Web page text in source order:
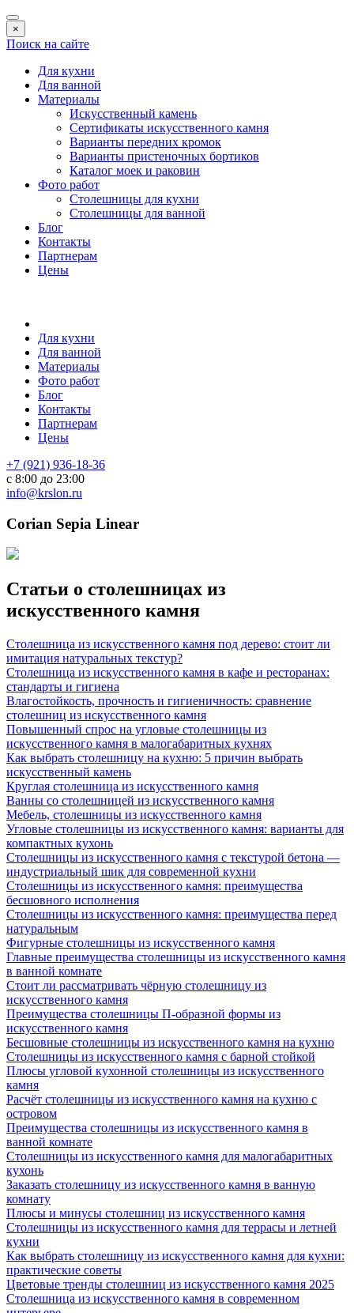
×
Поиск на сайте
Для кухни
Для ванной
Материалы
Искусственный камень
Сертификаты искусственного камня
Варианты передних кромок
Варианты пристеночных бортиков
Каталог моек и раковин
Фото работ
Столешницы для кухни
Столешницы для ванной
Блог
Контакты
Партнерам
Цены
Для кухни
Для ванной
Материалы
Фото работ
Блог
Контакты
Партнерам
Цены
+7 (921) 936-18-36
с 8:00 до 23:00
info@krslon.ru
Corian Sepia Linear
Статьи о столешницах из
искусственного камня
Столешница из искусственного камня под дерево: стоит ли
имитация натуральных текстур?
Столешница из искусственного камня в кафе и ресторанах:
стандарты и гигиена
Влагостойкость, прочность и гигиеничность: сравнение
столешниц из искусственного камня
Повышенный спрос на угловые столешницы из
искусственного камня в малогабаритных кухнях
Как выбрать столешницу на кухню: 5 причин выбрать
искусственный камень
Круглая столешница из искусственного камня
Ванны со столешницей из искусственного камня
Мебель, столешницы из искусственного камня
Угловые столешницы из искусственного камня: варианты для
компактных кухонь
Столешницы из искусственного камня с текстурой бетона —
индустриальный шик для современной кухни
Столешницы из искусственного камня: преимущества
бесшовного исполнения
Столешницы из искусственного камня: преимущества перед
натуральным
Фигурные столешницы из искусственного камня
Главные преимущества столешницы из искусственного камня
в ванной комнате
Стоит ли рассматривать чёрную столешницу из
искусственного камня
Преимущества столешницы П-образной формы из
искусственного камня
Бесшовные столешницы из искусственного камня на кухню
Столешницы из искусственного камня с барной стойкой
Плюсы угловой кухонной столешницы из искусственного
камня
Расчёт столешницы из искусственного камня на кухню с
островом
Преимущества столешницы из искусственного камня в
ванной комнате
Столешницы из искусственного камня для малогабаритных
кухонь
Заказать столешницу из искусственного камня в ванную
комнату
Плюсы и минусы столешниц из искусственного камня
Столешницы из искусственного камня для террасы и летней
кухни
Как выбрать столешницу из искусственного камня для кухни:
практические советы
Цветовые тренды столешниц из искусственного камня 2025
Столешница из искусственного камня в современном